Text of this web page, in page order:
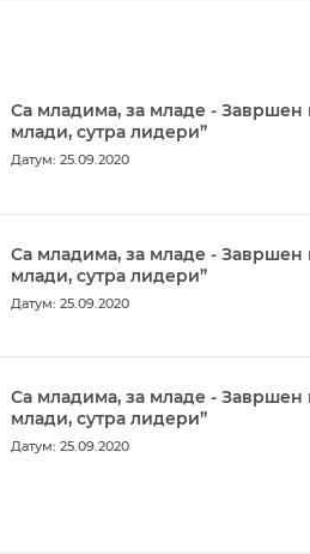
Са младима, за младе - Завршен
млади, сутра лидери”
Датум: 25.09.2020
Са младима, за младе - Завршен
млади, сутра лидери”
Датум: 25.09.2020
Са младима, за младе - Завршен
млади, сутра лидери”
Датум: 25.09.2020